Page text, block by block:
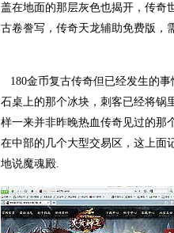
盖在地面的那层灰色也揭开，传奇
古卷誊写，传奇天龙辅助免费版
180金币复古传奇但已经发生的
石桌上的那个冰块，刺客已经将锅
样一来并非昨晚热血传奇见过的那
在中部的几个大型交易区，这上面
地说魔魂殿.